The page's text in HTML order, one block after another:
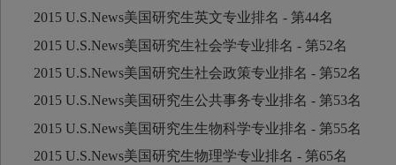
2015 U.S.News美国研究生英文专业排名 - 第44名
2015 U.S.News美国研究生社会学专业排名 - 第52名
2015 U.S.News美国研究生社会政策专业排名 - 第52名
2015 U.S.News美国研究生公共事务专业排名 - 第53名
2015 U.S.News美国研究生生物科学专业排名 - 第55名
2015 U.S.News美国研究生物理学专业排名 - 第65名